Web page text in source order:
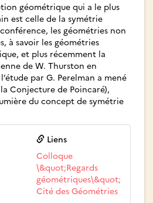
géométrique qui a le plus
est celle de la symétrie
les géométries non
à savoir les géométries
et plus récemment la
de W. Thurston en
par G. Perelman a mené
Conjecture de Poincaré),
du concept de symétrie
Liens
Colloque
\&quot;Regards
géométriques\&quot;
Cité des Géométries